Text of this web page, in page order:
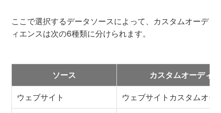
ここで選択するデータソースによって、カスタムオーデ
ィエンスは次の6種類に分けられます。
ソース カスタムオーディ
ウェブサイト ウェブサイトカスタムオー